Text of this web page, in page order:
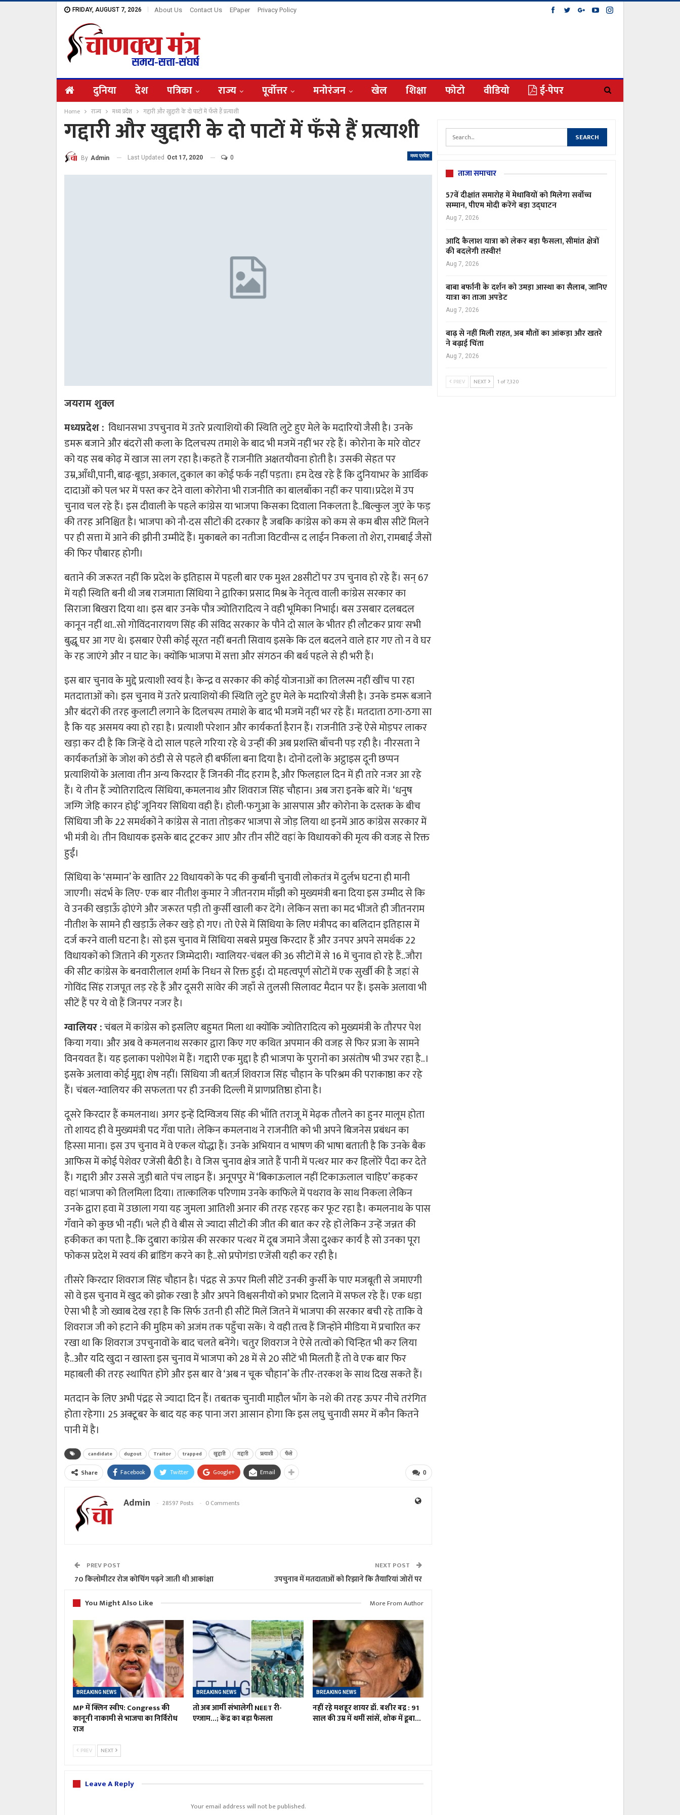
FRIDAY, AUGUST 7, 2026 About Us Contact Us EPaper Privacy Policy
दुनिया देश पत्रिका राज्य पूर्वोत्तर मनोरंजन खेल शिक्षा फोटो वीडियो ई-पेपर
Home राज्य मध्य प्रदेश गद्दारी और खुद्दारी के दो पाटों में फँसे हैं प्रत्याशी
गद्दारी और खुद्दारी के दो पाटों में फँसे हैं प्रत्याशी
मध्य प्रदेश
By Admin Last Updated Oct 17, 2020 0
जयराम शुक्ल
मध्यप्रदेश : विधानसभा उपचुनाव में उतरे प्रत्याशियों की स्थिति लुटे हुए मेले के मदारियों जैसी है। उनके
डमरू बजाने और बंदरों सी कला के दिलचस्प तमाशे के बाद भी मजमें नहीं भर रहे हैं। कोरोना के मारे वोटर
को यह सब कोढ़ में खाज सा लग रहा है।कहते हैं राजनीति अक्षतयौवना होती है। उसकी सेहत पर
उम्र,आँधी,पानी, बाढ़-बूड़ा, अकाल, दुकाल का कोई फर्क नहीं पड़ता। हम देख रहे हैं कि दुनियाभर के आर्थिक
दादाओं को पल भर में पस्त कर देने वाला कोरोना भी राजनीति का बालबाँका नहीं कर पाया।प्रदेश में उप
चुनाव चल रहे हैं। इस दीवाली के पहले कांग्रेस या भाजपा किसका दिवाला निकलता है..बिल्कुल जुएं के फड़
की तरह अनिश्चित है। भाजपा को नौ-दस सीटों की दरकार है जबकि कांग्रेस को कम से कम बीस सीटें मिलने
पर ही सत्ता में आने की झीनी उम्मीदें हैंं। मुकाबले का नतीजा विटवीन्स द लाईन निकला तो शेरा, रामबाई जैसों
की फिर पौबारह होगी।
बताने की जरूरत नहीं कि प्रदेश के इतिहास में पहली बार एक मुश्त 28सीटों पर उप चुनाव हो रहे हैं। सन् 67
में यही स्थिति बनी थी जब राजमाता सिंधिया ने द्वारिका प्रसाद मिश्र के नेतृत्व वाली कांग्रेस सरकार का
सिराजा बिखरा दिया था। इस बार उनके पौत्र ज्योतिरादित्य ने वही भूमिका निभाई। बस उसबार दलबदल
कानून नहीं था..सो गोविंदनारायण सिंह की संविद सरकार के पौने दो साल के भीतर ही लौटकर प्रायः सभी
बुद्धू घर आ गए थे। इसबार ऐसी कोई सूरत नहीं बनती सिवाय इसके कि दल बदलने वाले हार गए तो न वे घर
के रह जाएंगे और न घाट के। क्योंकि भाजपा में सत्ता और संगठन की बर्थ पहले से ही भरी हैं।
इस बार चुनाव के मुद्दे प्रत्याशी स्वयं है। केन्द्र व सरकार की कोई योजनाओं का तिलस्म नहीं खींच पा रहा
मतदाताओं को। इस चुनाव में उतरे प्रत्याशियों की स्थिति लुटे हुए मेले के मदारियों जैसी है। उनके डमरू बजाने
और बंदरों की तरह कुलाटी लगाने के दिलचस्प तमाशे के बाद भी मजमें नहीं भर रहे हैं। मतदाता ठगा-ठगा सा
है कि यह असमय क्या हो रहा है। प्रत्याशी परेशान और कार्यकर्ता हैरान हैं। राजनीति उन्हें ऐसे मोड़पर लाकर
खड़ा कर दी है कि जिन्हें वे दो साल पहले गरिया रहे थे उन्हीं की अब प्रशस्ति बाँचनी पड़ रही है। नीरसता ने
कार्यकर्ताओं के जोश को ठंडी से से पहले ही बर्फीला बना दिया है। दोनों दलों के अट्ठाइस दूनी छप्पन
प्रत्याशियों के अलावा तीन अन्य किरदार हैं जिनकी नींद हराम है, और फिलहाल दिन में ही तारे नजर आ रहे
हैं। ये तीन हैं ज्योतिरादित्य सिंधिया, कमलनाथ और शिवराज सिंह चौहान। अब जरा इनके बारे में। ‘धनुष
जग्गि जेहि कारन होई’ जूनियर सिंधिया वही हैं। होली-फगुआ के आसपास और कोरोना के दस्तक के बीच
सिंधिया जी के 22 समर्थकों ने कांग्रेस से नाता तोड़कर भाजपा से जोड़ लिया था इनमें आठ कांग्रेस सरकार में
भी मंत्री थे। तीन विधायक इसके बाद टूटकर आए और तीन सीटें वहां के विधायकों की मृत्य की वजह से रिक्त
हुईं।
सिंधिया के ‘सम्मान’ के खातिर 22 विधायकों के पद की कुर्बानी चुनावी लोकतंत्र में दुर्लभ घटना ही मानी
जाएगी। संदर्भ के लिए- एक बार नीतीश कुमार ने जीतनराम माँझी को मुख्यमंत्री बना दिया इस उम्मीद से कि
वे उनकी खड़ाऊँ ढ़ोएंगे और जरूरत पड़ी तो कुर्सी खाली कर देंगे। लेकिन सत्ता का मद भींजते ही जीतनराम
नीतीश के सामने ही खड़ाऊँ लेकर खड़े हो गए। तो ऐसे में सिंधिया के लिए मंत्रीपद का बलिदान इतिहास में
दर्ज करने वाली घटना है। सो इस चुनाव में सिंधिया सबसे प्रमुख किरदार हैं और उनपर अपने समर्थक 22
विधायकों को जिताने की गुरुतर जिम्मेदारी। ग्वालियर-चंबल की 36 सीटों में से 16 में चुनाव हो रहे हैं..जौरा
की सीट कांग्रेस के बनवारीलाल शर्मा के निधन से रिक्त हुई। दो महत्वपूर्ण सोटों में एक सुर्खी की है जहां से
गोविंद सिंह राजपूत लड़ रहे हैं और दूसरी सांवेर की जहाँ से तुलसी सिलावट मैदान पर हैं। इसके अलावा भी
सीटें हैं पर ये वो हैं जिनपर नजर है।
ग्वालियर :चंबल में कांग्रेस को इसलिए बहुमत मिला था क्योंकि ज्योतिरादित्य को मुख्यमंत्री के तौरपर पेश
किया गया। और अब वे कमलनाथ सरकार द्वारा किए गए कथित अपमान की वजह से फिर प्रजा के सामने
विनयवत हैं। यह इलाका पशोपेश में हैं। गद्दारी एक मुद्दा है ही भाजपा के पुरानों का असंतोष भी उभर रहा है..।
इसके अलावा कोई मुद्दा शेष नहीं। सिंधिया जी बतर्ज़ शिवराज सिंह चौहान के परिश्रम की पराकाष्ठा कर रहे
हैं। चंबल-ग्वालियर की सफलता पर ही उनकी दिल्ली में प्राणप्रतिष्ठा होना है।
दूसरे किरदार हैं कमलनाथ। अगर इन्हें दिग्विजय सिंह की भाँति तराजू में मेढ़क तौलने का हुनर मालूम होता
तो शायद ही वे मुख्यमंत्री पद गँवा पाते। लेकिन कमलनाथ ने राजनीति को भी अपने बिजनेस प्रबंधन का
हिस्सा माना। इस उप चुनाव में वे एकल योद्धा हैं। उनके अभियान व भाषण की भाषा बताती है कि उनके बैक
आफिस में कोई पेशेवर एजेंसी बैठी है। वे जिस चुनाव क्षेत्र जाते हैं पानी में पत्थर मार कर हिलोरें पैदा कर देते
हैं। गद्दारी और उससे जुड़ी बाते पंच लाइन हैं। अनूपपुर में ‘बिकाऊलाल नहीं टिकाऊलाल चाहिए’ कहकर
वहां भाजपा को तिलमिला दिया। तात्कालिक परिणाम उनके काफिले में पथराव के साथ निकला लेकिन
उनके द्वारा हवा में उछाला गया यह जुमला आतिशी अनार की तरह रहरह कर फूट रहा है। कमलनाथ के पास
गँवाने को कुछ भी नहीं। भले ही वे बीस से ज्यादा सीटों की जीत की बात कर रहे हों लेकिन उन्हें जन्नत की
हकीकत का पता है..कि दुबारा कांग्रेस की सरकार पत्थर में दूब जमाने जैसा दुश्कर कार्य है सो उनका पूरा
फोकस प्रदेश में स्वयं की ब्रांडिंग करने का है..सो प्रपोगंडा एजेंसी यही कर रही है।
तीसरे किरदार शिवराज सिंह चौहान है। पंद्रह से ऊपर मिली सीटें उनकी कुर्सी के पाए मजबूती से जमाएगी
सो वे इस चुनाव में खुद को झोक रखा है और अपने विश्वसनीयों को प्रभार दिलाने में सफल रहे हैं। एक धड़ा
ऐसा भी है जो ख्वाब देख रहा है कि सिर्फ उतनी ही सीटें मिलें जितने में भाजपा की सरकार बची रहे ताकि वे
शिवराज जी को हटाने की मुहिम को अजंम तक पहुँचा सकें। ये वही तत्व हैं जिन्होंने मीडिया में प्रचारित कर
रखा था कि शिवराज उपचुनावों के बाद चलते बनेंगे। चतुर शिवराज ने ऐसे तत्वों को चिन्हित भी कर लिया
है..और यदि खुदा न खास्ता इस चुनाव में भाजपा को 28 में से 20 सीटें भी मिलती हैं तो वे एक बार फिर
महाबली की तरह स्थापित होंगे और इस बार वे ‘अब न चूक चौहान’ के तीर-तरकश के साथ दिख सकते हैं।
मतदान के लिए अभी पंद्रह से ज्यादा दिन हैं। तबतक चुनावी माहौल भाँग के नशे की तरह ऊपर नीचे तरंगित
होता रहेगा। 25 अक्टूबर के बाद यह कह पाना जरा आसान होगा कि इस लघु चुनावी समर में कौन कितने
पानी में है।
candidate dugout Traitor trapped खुद्दारी गद्दारी प्रत्याशी फँसे
0
Share Facebook Twitter Google+ Email
Admin 28597 Posts 0 Comments
PREV POST
70 किलाेमीटर रोज कोचिंग पढ़ने जाती थी आकांक्षा
NEXT POST
उपचुनाव में मतदाताओं को रिझाने कि तैयारियां जोरों पर
You Might Also Like
More From Author
BREAKING NEWS
MP में क्लिन स्वीप: Congress की
कानूनी नाकामी से भाजपा का निर्विरोध
राज
BREAKING NEWS
तो अब आर्मी संभालेगी NEET री-
एग्जाम…; केंद्र का बड़ा फैसला
BREAKING NEWS
नहीं रहे मशहूर शायर डॉ. बशीर बद्र : 91
साल की उम्र में थमीं सांसें, शोक में डूबा…
PREV NEXT
Leave A Reply
Your email address will not be published.
ताजा समाचार
57वें दीक्षांत समारोह में मेधावियों को मिलेगा सर्वोच्च
सम्मान, पीएम मोदी करेंगे बड़ा उद्घाटन
Aug 7, 2026
आदि कैलाश यात्रा को लेकर बड़ा फैसला, सीमांत क्षेत्रों
की बदलेगी तस्वीर!
Aug 7, 2026
बाबा बर्फानी के दर्शन को उमड़ा आस्था का सैलाब, जानिए
यात्रा का ताजा अपडेट
Aug 7, 2026
बाढ़ से नहीं मिली राहत, अब मौतों का आंकड़ा और खतरे
ने बढ़ाई चिंता
Aug 7, 2026
PREV NEXT 1 of 7,320